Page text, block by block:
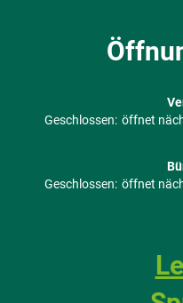
Klicken, um weitere
Geschlossen: öffnet
Klicken, um weitere
Geschlossen: öffnet